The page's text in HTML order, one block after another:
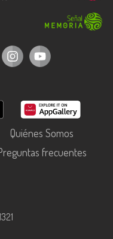
Quiénes Somos
frecuentes